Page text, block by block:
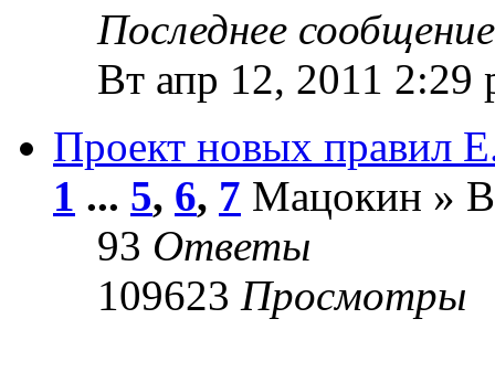
Последнее
Вт апр 12, 2011 2:29
Проект новых правил
1 ... 5, 6, 7 Мацокин »
93 Ответы
109623 Просмотры